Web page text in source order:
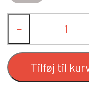
FC
FC
−
Tilføj til